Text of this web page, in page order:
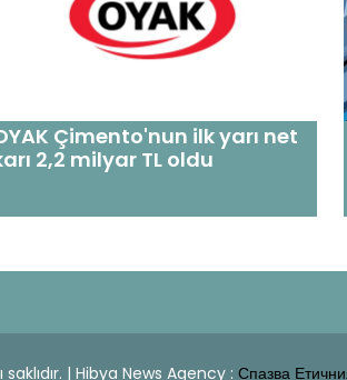
Çimento'nun ilk yarı net
2,2 milyar TL oldu
| Hibya News Agency : Спазва